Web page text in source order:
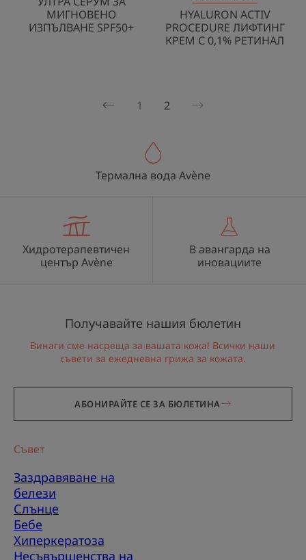
МИГНОВЕНО
ИЗПЪЛВАНЕ SPF50+
HYALURON ACTIV
PROCEDURE ЛИФТИНГ
КРЕМ С 0,1% РЕТИНАЛ
Предишна
1 2
Следваща
Термална вода Avène
Хидротерапевтичен
център Avène
В авангарда на
иновациите
Получавайте нашия бюлетин
Винаги сме насреща за вашата кожа! Всички наши
съвети за ежедневна грижа за кожата.
АБОНИРАЙТЕ СЕ ЗА БЮЛЕТИНА
Съвет
Заздравяване на
белези
Слънце
Бебе
Хиперкератоза
Несъвършенства на